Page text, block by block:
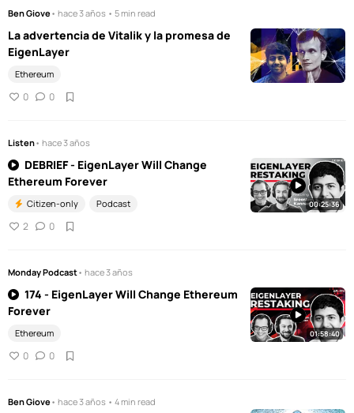
Ben Giove• hace 3 años • 5 min read
La advertencia de Vitalik y la promesa de
EigenLayer
Ethereum
0 0
Listen• hace 3 años
DEBRIEF - EigenLayer Will Change
Ethereum Forever
Citizen-only Podcast
2 0
00:25:36
Monday Podcast• hace 3 años
174 - EigenLayer Will Change Ethereum
Forever
Ethereum
0 0
01:58:40
Ben Giove• hace 3 años • 4 min read